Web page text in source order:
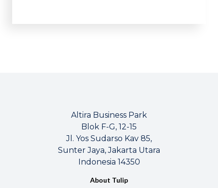
Altira Business Park
Blok F-G, 12-15
Jl. Yos Sudarso Kav 85,
Sunter Jaya, Jakarta Utara
Indonesia 14350
About Tulip